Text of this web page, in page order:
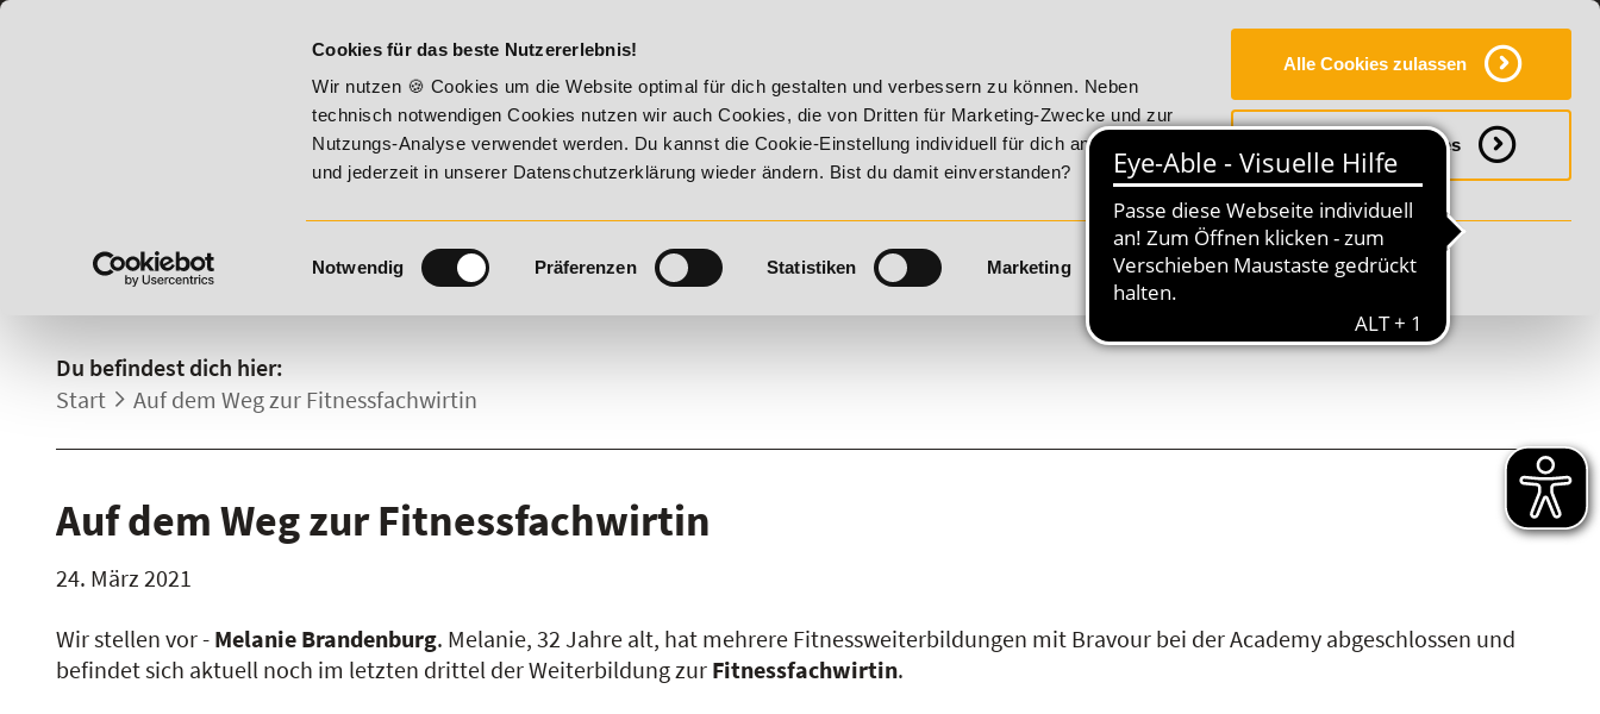
Cookies für das beste Nutzererlebnis!
Wir nutzen 🍪 Cookies um die Website optimal für dich gestalten und verbessern zu können. Neben
technisch notwendigen Cookies nutzen wir auch Cookies, die von Dritten für Marketing-Zwecke und zur
Nutzungs-Analyse verwendet werden. Du kannst die Cookie-Einstellung individuell für dich anpassen
und jederzeit in unserer Datenschutzerklärung wieder ändern. Bist du damit einverstanden?
Einwilligungsauswahl
Notwendig Präferenzen Statistiken Marketing Details anzeigen
Alle Cookies zulassen
Notwendige Cookies
KONTAKT FAQ ONLINE-CAMPUS
20% Rabatt bis 17. August 2026 - Summer Vitality! 20% Rabatt bis 17. August 2026 - Summer Vitality! 20% Rabatt bis 17. August 2026 - Summer
DETAILS.
Du befindest dich hier:
Start
Auf dem Weg zur Fitnessfachwirtin
Auf dem Weg zur Fitnessfachwirtin
24. März 2021
Wir stellen vor - Melanie Brandenburg. Melanie, 32 Jahre alt, hat mehrere Fitnessweiterbildungen mit Bravour bei der Academy abgeschlossen und
befindet sich aktuell noch im letzten drittel der Weiterbildung zur Fitnessfachwirtin.